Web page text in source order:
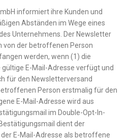
informiert ihre Kunden und
Abständen im Wege eines
Unternehmens. Der Newsletter
von der betroffenen Person
werden, wenn (1) die
E-Mail-Adresse verfügt und
für den Newsletterversand
Person erstmalig für den
E-Mail-Adresse wird aus
im Double-Opt-In-
dient der
E-Mail-Adresse als betroffene